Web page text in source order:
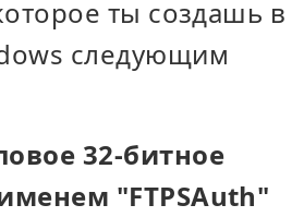
ты создашь в
следующим
32-битное
"FTPSAuth"